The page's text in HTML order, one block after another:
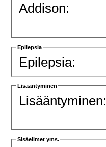
Addison:
Epilepsia
Epilepsia:
Lisääntyminen
Lisääntyminen:
Sisäelimet yms.